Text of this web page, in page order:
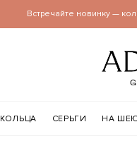
Встречайте новинку —
КОЛЬЦА СЕРЬГИ НА